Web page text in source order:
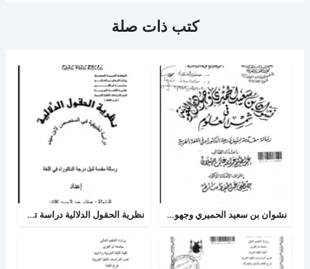
كتب ذات صلة
نشوان بن سعيد الحميري وجهوده اللغوية في شمس العلوم نظرية الحقول الدلالية دراسة تطبيقية في المخصص لإبن سيده